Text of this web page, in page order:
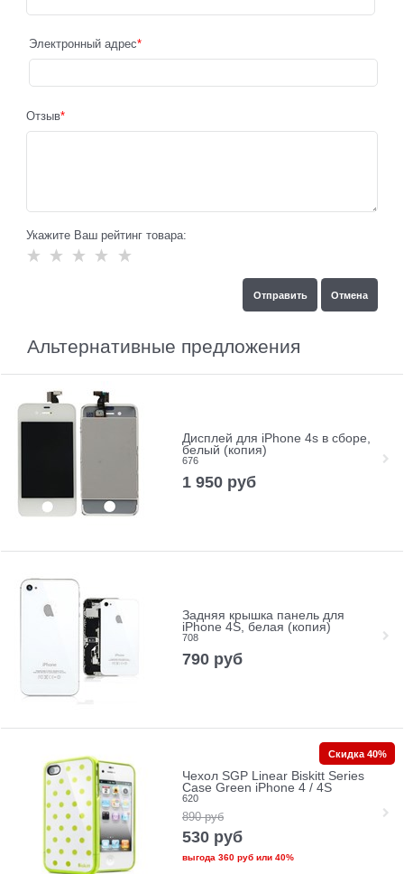
Электронный адрес
Отзыв
Укажите Ваш рейтинг товара:
Альтернативные предложения
Дисплей для iPhone 4s в сборе,
белый (копия)
676
1 950 руб
Задняя крышка панель для
iPhone 4S, белая (копия)
708
790 руб
Чехол SGP Linear Biskitt Series
Case Green iPhone 4 / 4S
620
890 руб
530 руб
выгода 360 рубили 40%
Скидка 40%